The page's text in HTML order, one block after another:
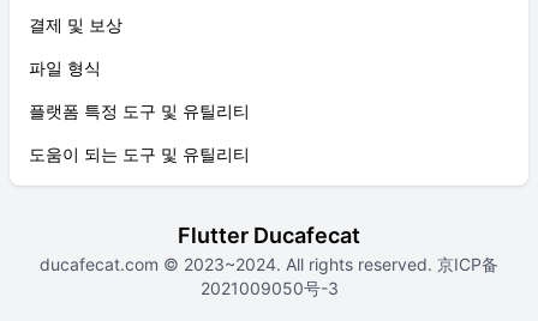
결제 및 보상
파일 형식
플랫폼 특정 도구 및 유틸리티
도움이 되는 도구 및 유틸리티
Flutter Ducafecat
ducafecat.com © 2023~2024. All rights reserved. 京ICP备
2021009050号-3